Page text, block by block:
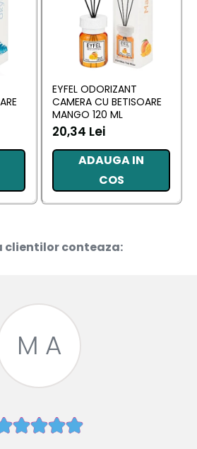
EYFEL ODORIZANT
CAMERA CU BETISOARE
MANGO 120 ML
20,34 Lei
ADAUGA IN
COS
clientilor conteaza:
M A